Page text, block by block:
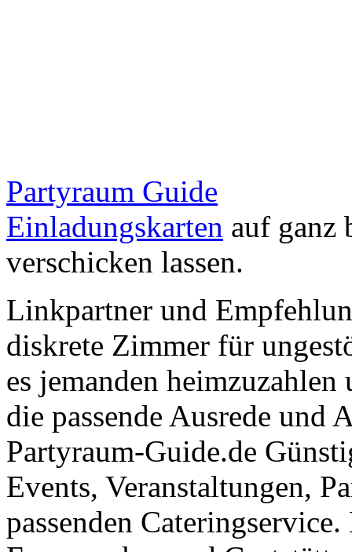
Partyraum Guide
Einladungskarten auf ganz
verschicken lassen.
Linkpartner und
diskrete Zimmer für
es jemanden
die passende Ausrede und
Partyraum-Guide.de
Events, Veranstaltungen,
passenden